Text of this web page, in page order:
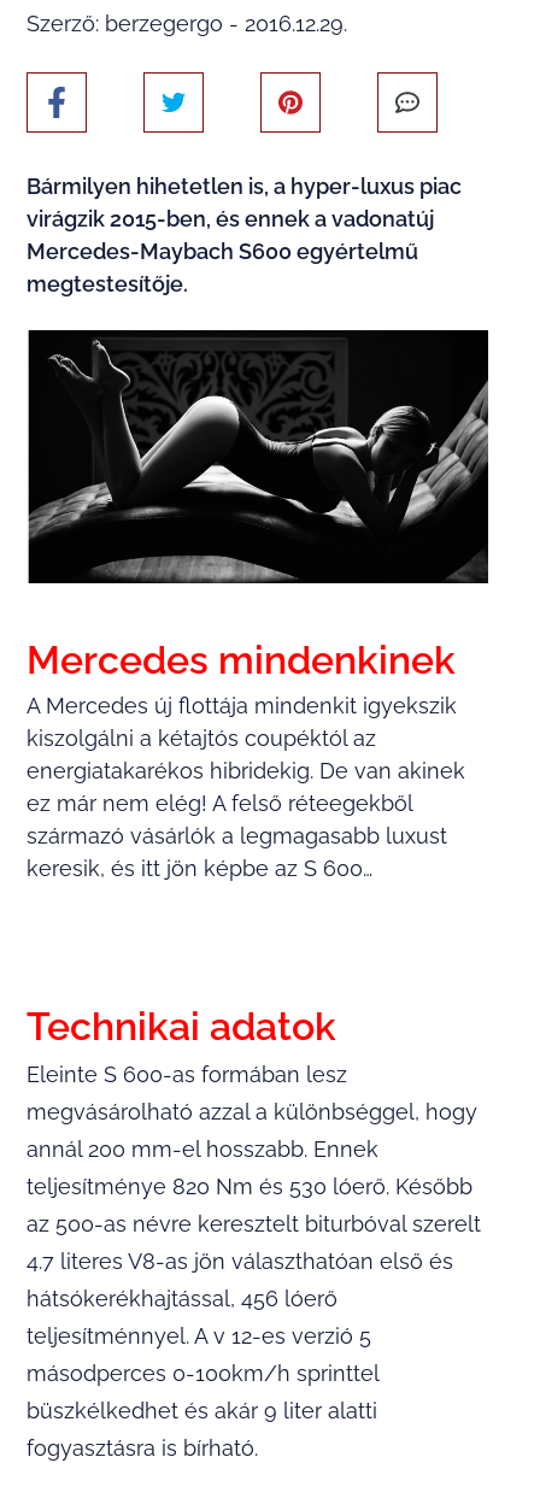
Szerző: berzegergo - 2016.12.29.
Bármilyen hihetetlen is, a hyper-luxus piac
virágzik 2015-ben, és ennek a vadonatúj
Mercedes-Maybach S600 egyértelmű
megtestesítője.
Mercedes mindenkinek
A Mercedes új flottája mindenkit igyekszik
kiszolgálni a kétajtós coupéktól az
energiatakarékos hibridekig. De van akinek
ez már nem elég! A felső réteegekből
származó vásárlók a legmagasabb luxust
keresik, és itt jön képbe az S 600…
Technikai adatok
Eleinte S 600-as formában lesz
megvásárolható azzal a különbséggel, hogy
annál 200 mm-el hosszabb. Ennek
teljesítménye 820 Nm és 530 lóerő. Később
az 500-as névre keresztelt biturbóval szerelt
4.7 literes V8-as jön választhatóan első és
hátsókerékhajtással, 456 lóerő
teljesítménnyel. A v 12-es verzió 5
másodperces 0-100km/h sprinttel
büszkélkedhet és akár 9 liter alatti
fogyasztásra is bírható.